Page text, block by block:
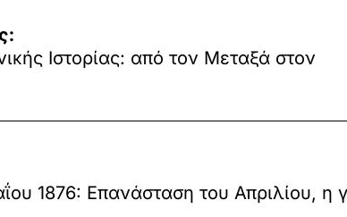
Ιστορίας: από τον Μεταξά στον
1876: Επανάσταση του Απριλίου, η